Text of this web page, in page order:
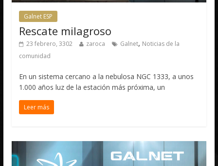
Galnet ESP
Rescate milagroso
23 febrero, 3302 zaroca Galnet, Noticias de la
comunidad
En un sistema cercano a la nebulosa NGC 1333, a unos
1.000 años luz de la estación más próxima, un
Leer más